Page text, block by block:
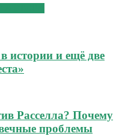
истории и ещё две
Расселла? Почему
проблемы